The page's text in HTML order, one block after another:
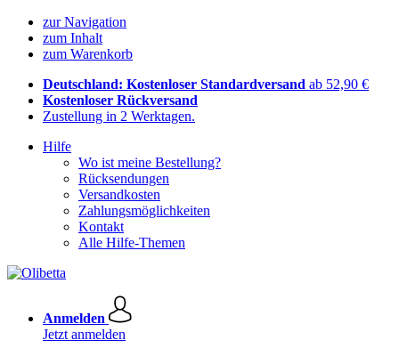
zur Navigation
zum Inhalt
zum Warenkorb
Deutschland: Kostenloser Standardversand ab 52,90 €
Kostenloser Rückversand
Zustellung in 2 Werktagen.
Hilfe
Wo ist meine Bestellung?
Rücksendungen
Versandkosten
Zahlungsmöglichkeiten
Kontakt
Alle Hilfe-Themen
Anmelden
Jetzt anmelden